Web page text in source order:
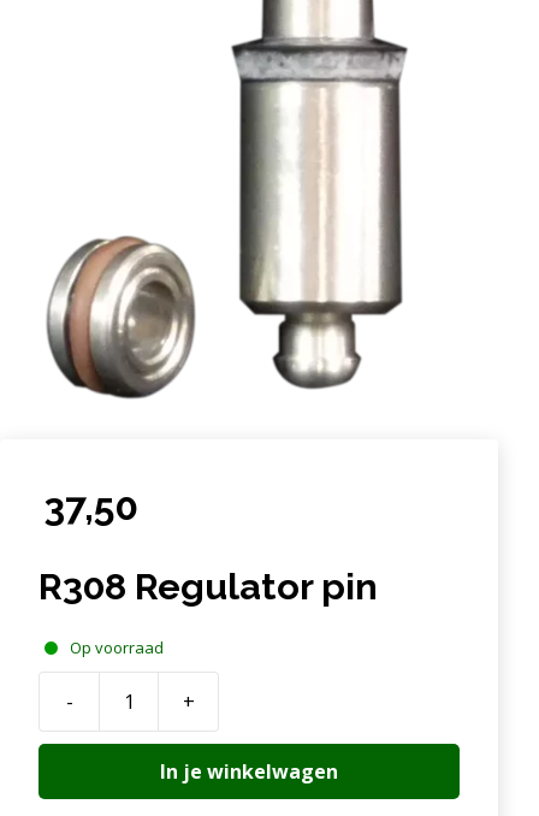
37,50
R308 Regulator pin
Op voorraad
-
Regulator
pin
aantal
+
In je winkelwagen